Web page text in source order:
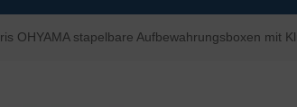
Iris OHYAMA stapelbare Aufbewahrungsboxen mit